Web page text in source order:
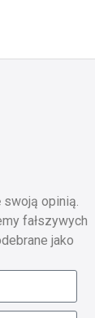
swoją opinią.
fałszywych
jako